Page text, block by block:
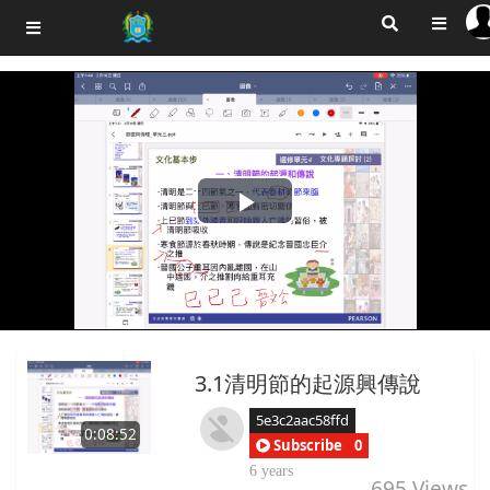
Play
Video
0:08:52
3.1清明節的起源興傳說
5e3c2aac58ffd
Subscribe
0
6 years